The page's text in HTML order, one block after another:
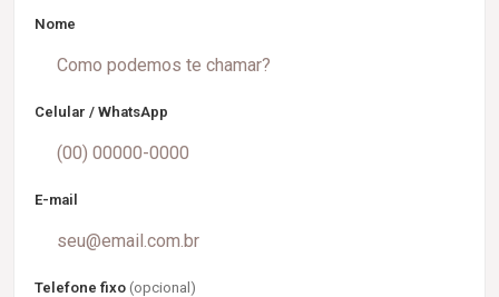
Nome
Celular / WhatsApp
E-mail
Telefone fixo (opcional)